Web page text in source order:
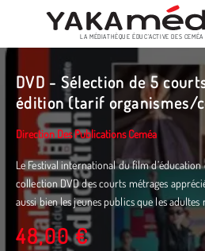
Aller
contenu
principal
LA MÉDIATHÈQUE ÉDUC’ACTIVE DES CEMÉA
DVD - Sélection de 5
édition (tarif organismes/
Direction Des Publications Ceméa
Le Festival international du film
collection DVD des courts métrages
aussi bien les jeunes publics que les
48,00 €